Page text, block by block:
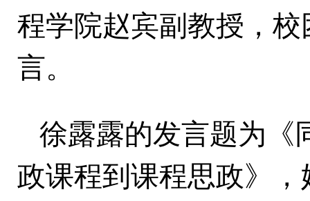
程学院赵宾副教授，
言。
徐露露的发言题为《
政课程到课程思政》